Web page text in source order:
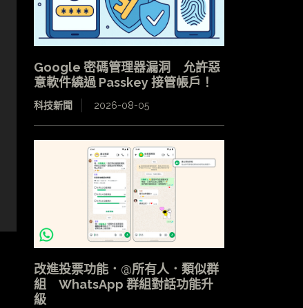
Google 密碼管理器漏洞 允許惡
意軟件繞過 Passkey 接管帳戶！
科技新聞 2026-08-05
改進投票功能．@所有人．類似群
組 WhatsApp 群組對話功能升
級